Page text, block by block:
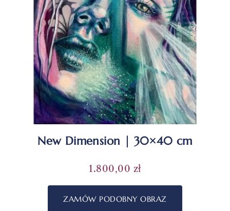
New Dimension | 30×40 cm
1.800,00 zł
ZAMÓW PODOBNY OBRAZ